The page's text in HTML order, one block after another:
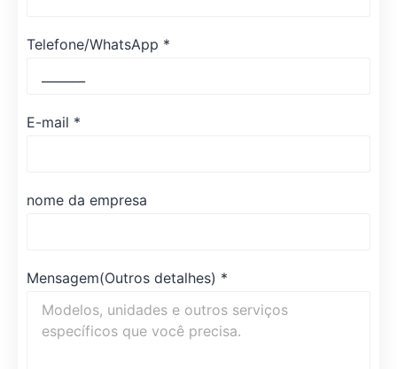
Telefone/WhatsApp *
E-mail *
nome da empresa
Mensagem(Outros detalhes) *